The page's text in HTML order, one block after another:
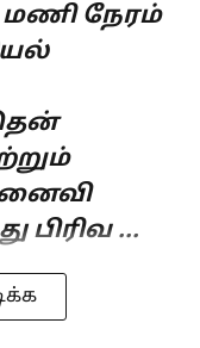
மணி நேரம்
பிரிவ ...